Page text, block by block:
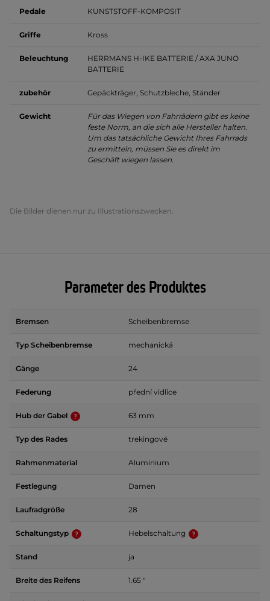
Pedale KUNSTSTOFF-KOMPOSIT
Griffe Kross
Beleuchtung
HERRMANS H-IKE BATTERIE / AXA JUNO
BATTERIE
zubehör Gepäckträger, Schutzbleche, Ständer
Gewicht
Für das Wiegen von Fahrrädern gibt es keine
feste Norm, an die sich alle Hersteller halten.
Um das tatsächliche Gewicht Ihres Fahrrads
zu ermitteln, müssen Sie es direkt im
Geschäft wiegen lassen.
Die Bilder dienen nur zu Illustrationszwecken.
Parameter des Produktes
Bremsen Scheibenbremse
Typ Scheibenbremse mechanická
Gänge 24
Federung přední vidlice
Hub der Gabel 63 mm
Typ des Rades trekingové
Rahmenmaterial Aluminium
Festlegung Damen
Laufradgröße 28
Schaltungstyp Hebelschaltung
Stand ja
Breite des Reifens 1.65 "